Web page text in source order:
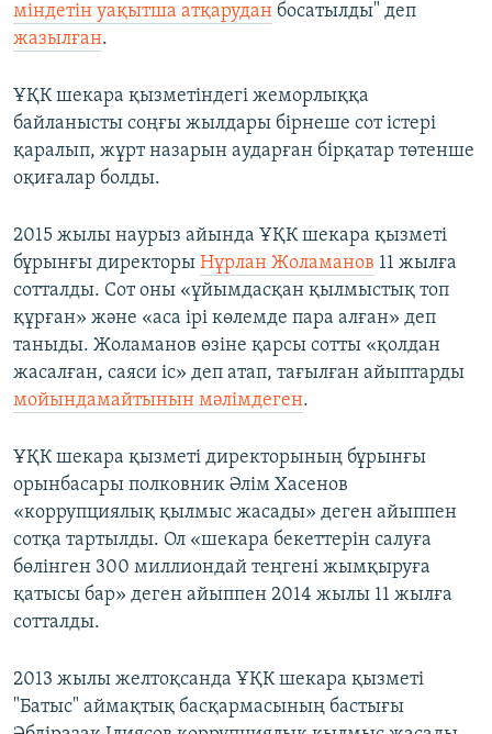
міндетін уақытша атқарудан босатылды" деп
жазылған.
ҰҚК шекара қызметіндегі жеморлыққа
байланысты соңғы жылдары бірнеше сот істері
қаралып, жұрт назарын аударған бірқатар төтенше
оқиғалар болды.
2015 жылы наурыз айында ҰҚК шекара қызметі
бұрынғы директоры Нұрлан Жоламанов 11 жылға
сотталды. Сот оны «ұйымдасқан қылмыстық топ
құрған» және «аса ірі көлемде пара алған» деп
таныды. Жоламанов өзіне қарсы сотты «қолдан
жасалған, саяси іс» деп атап, тағылған айыптарды
мойындамайтынын мәлімдеген.
ҰҚК шекара қызметі директорының бұрынғы
орынбасары полковник Әлім Хасенов
«коррупциялық қылмыс жасады» деген айыппен
сотқа тартылды. Ол «шекара бекеттерін салуға
бөлінген 300 миллиондай теңгені жымқыруға
қатысы бар» деген айыппен 2014 жылы 11 жылға
сотталды.
2013 жылы желтоқсанда ҰҚК шекара қызметі
"Батыс" аймақтық басқармасының бастығы